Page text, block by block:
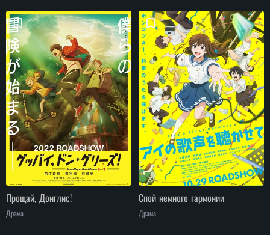
Прощай, Донглис!
Драма
Спой немного гармонии
Драма